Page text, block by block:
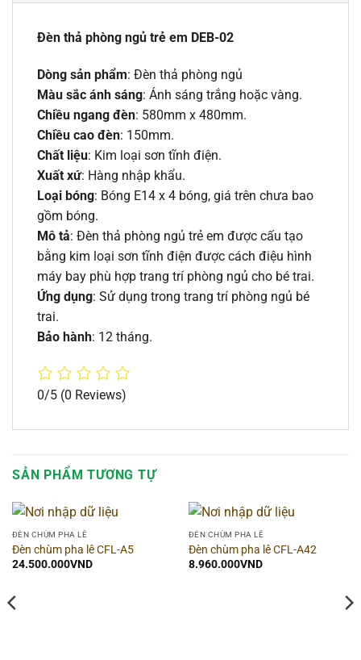
Đèn thả phòng ngủ trẻ em DEB-02
Dòng sản phẩm: Đèn thả phòng ngủ
Màu sắc ánh sáng: Ánh sáng trắng hoặc vàng.
Chiều ngang đèn: 580mm x 480mm.
Chiều cao đèn: 150mm.
Chất liệu: Kim loại sơn tĩnh điện.
Xuất xứ: Hàng nhập khẩu.
Loại bóng: Bóng E14 x 4 bóng, giá trên chưa bao
gồm bóng.
Mô tả: Đèn thả phòng ngủ trẻ em được cấu tạo
bằng kim loại sơn tĩnh điện được cách điệu hình
máy bay phù hợp trang trí phòng ngủ cho bé trai.
Ứng dụng: Sử dụng trong trang trí phòng ngủ bé
trai.
Bảo hành: 12 tháng.
0/5 (0 Reviews)
SẢN PHẨM TƯƠNG TỰ
ĐÈN CHÙM PHA LÊ
Đèn chùm pha lê CFL-A5
24.500.000VND
ĐÈN CHÙM PHA LÊ
Đèn chùm pha lê CFL-A42
8.960.000VND